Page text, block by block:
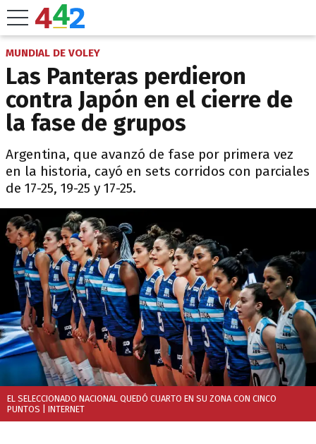
MUNDIAL DE VOLEY
Las Panteras perdieron
contra Japón en el cierre de
la fase de grupos
Argentina, que avanzó de fase por primera vez
en la historia, cayó en sets corridos con parciales
de 17-25, 19-25 y 17-25.
EL SELECCIONADO NACIONAL QUEDÓ CUARTO EN SU ZONA CON CINCO
PUNTOS | INTERNET